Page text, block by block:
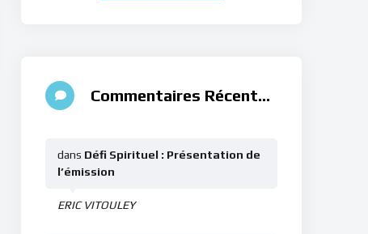
Commentaires Récents
ERIC VITOULEY
dans Défi Spirituel : Présentation de
l’émission